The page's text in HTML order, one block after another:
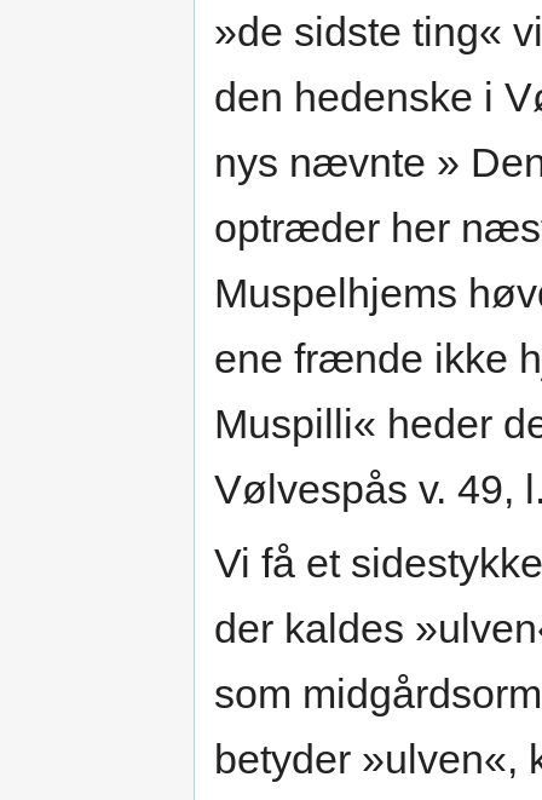
»de sidste ting«
den hedenske i
nys nævnte »
optræder her
Muspelhjems
ene frænde ikke
Muspilli« heder
Vølvespås v. 49,
Vi få et
der kaldes
som
betyder »ulven«,